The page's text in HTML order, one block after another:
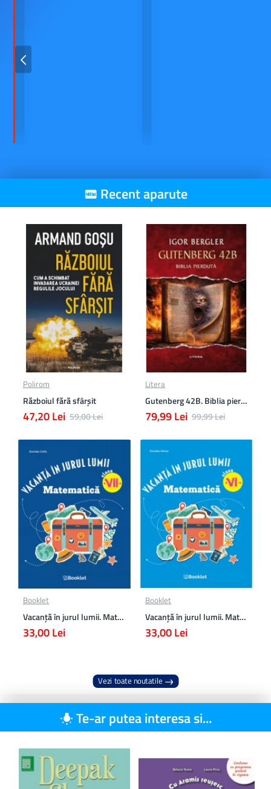
Recent aparute
Polirom
Războiul fără sfârşit
47,20 Lei 59,00 Lei
Litera
Gutenberg 42B. Biblia pierduta
79,99 Lei 99,99 Lei
Booklet
Vacanță în jurul lumii. Matematică clasa a VII-a – EDIȚIA 2026
33,00 Lei
Booklet
Vacanță în jurul lumii. Matematică clasa a VI-a – EDIȚIA 2026
33,00 Lei
Vezi toate noutatile
Te-ar putea interesa si...